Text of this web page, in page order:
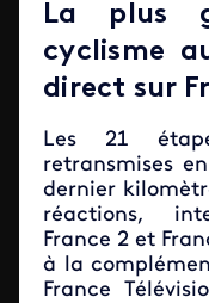
La plus
cyclisme
direct sur
Les 21
retransmises
dernier
réactions,
France 2 et
à la
France